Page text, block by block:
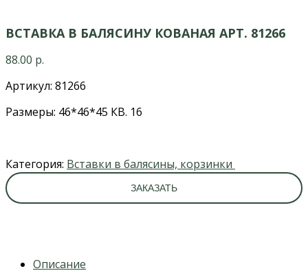
ВСТАВКА В БАЛЯСИНУ КОВАНАЯ АРТ. 81266
88.00 р.
Артикул: 81266
Размеры: 46*46*45 КВ. 16
Категория: Вставки в балясины, корзинки
ЗАКАЗАТЬ
Описание